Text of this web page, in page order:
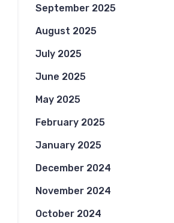
September 2025
August 2025
July 2025
June 2025
May 2025
February 2025
January 2025
December 2024
November 2024
October 2024